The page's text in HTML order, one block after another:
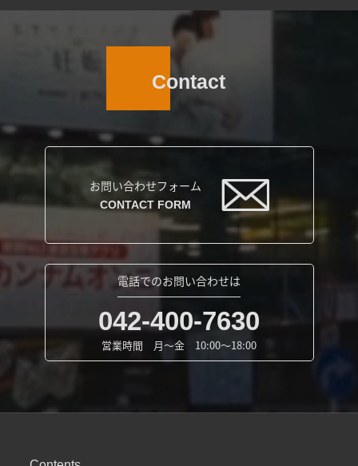
Contact
電話でのお問い合わせは
042-400-7630
営業時間 月～金 10:00～18:00
お問い合わせフォーム
CONTACT FORM